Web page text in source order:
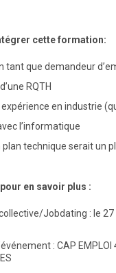
cette formation:
tant que demandeur
RQTH
en industrie
l’informatique
plan technique serait un
en savoir plus :
Jobdating : le 27
: CAP EMPLOI